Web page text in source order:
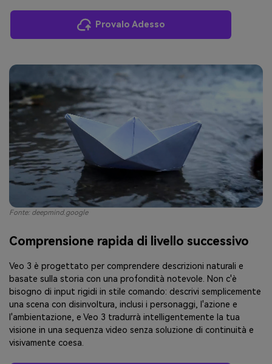
Provalo Adesso
Comprensione rapida di livello successivo
Veo 3 è progettato per comprendere descrizioni naturali e
basate sulla storia con una profondità notevole. Non c'è
bisogno di input rigidi in stile comando: descrivi semplicemente
una scena con disinvoltura, inclusi i personaggi, l'azione e
l'ambientazione, e Veo 3 tradurrà intelligentemente la tua
visione in una sequenza video senza soluzione di continuità e
visivamente coesa.
Fonte: deepmind.google